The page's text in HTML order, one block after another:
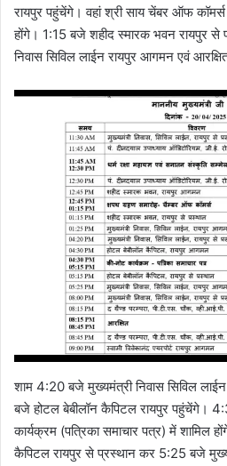
रायपुर पहुंचेंगे। वहां श्री साय चेंबर ऑफ
होंगे। 1:15 बजे शहीद स्मारक भवन रायपुर
निवास सिविल लाईन रायपुर आगमन एवं
शाम 4:20 बजे मुख्यमंत्री निवास सिविल
बजे होटल बेबीलॉन कैपिटल रायपुर
कार्यक्रम (पत्रिका समाचार पत्र) में शामिल
कैपिटल रायपुर से प्रस्थान कर 5:25 बजे